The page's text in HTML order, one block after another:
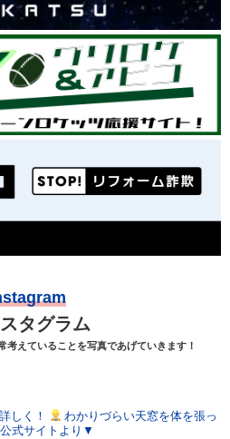
タグラム
考えていることを写真であげていきます！
しく！
わかりづらい天窓を体を張っ
式サイトより▼